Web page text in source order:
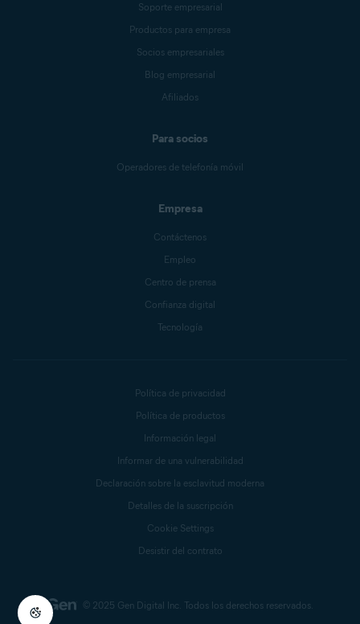
Soporte empresarial
Productos para empresa
Socios empresariales
Blog empresarial
Afiliados
Para socios
Operadores de telefonía móvil
Empresa
Contáctenos
Empleo
Centro de prensa
Confianza digital
Tecnología
© 2025 Gen Digital Inc. Todos los derechos reservados.
Política de privacidad
Política de productos
Información legal
Informar de una vulnerabilidad
Declaración sobre la esclavitud moderna
Detalles de la suscripción
Cookie Settings
Desistir del contrato